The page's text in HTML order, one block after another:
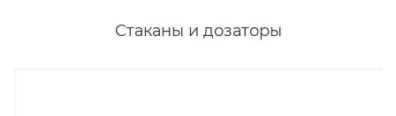
Стаканы и дозаторы